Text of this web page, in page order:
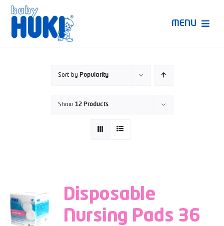
Skip
content
MENU
Sort by Popularity
Show 12 Products
Disposable
Nursing Pads 36